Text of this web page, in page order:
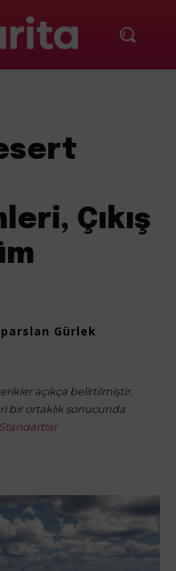
Çıkış
Gürlek
açıkça belirtilmiştir.
bir ortaklık sonucunda